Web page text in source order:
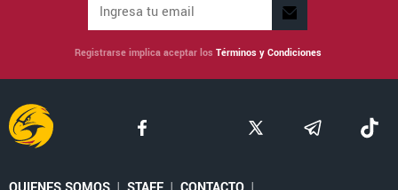
Registrarse implica aceptar los Términos y Condiciones